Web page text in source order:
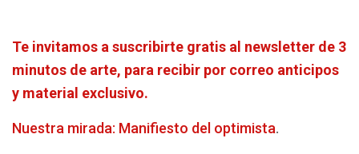
Te invitamos a suscribirte gratis al newsletter de 3
minutos de arte, para recibir por correo anticipos
y material exclusivo.
Nuestra mirada: Manifiesto del optimista.